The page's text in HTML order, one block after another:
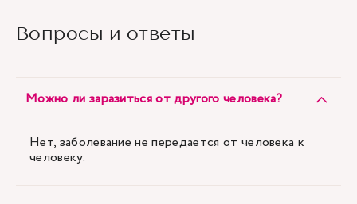
Вопросы и ответы
Можно ли заразиться от другого человека?
Нет, заболевание не передается от человека к
человеку.